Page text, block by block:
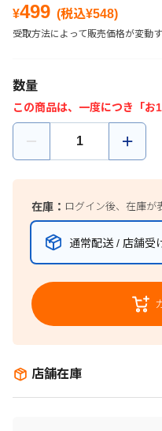
¥499 (税込¥548)
受取方法によって販売価格が変動
数量
この商品は、一度につき「お
在庫： ログイン後、在庫が
通常配送 / 店舗受
店舗在庫